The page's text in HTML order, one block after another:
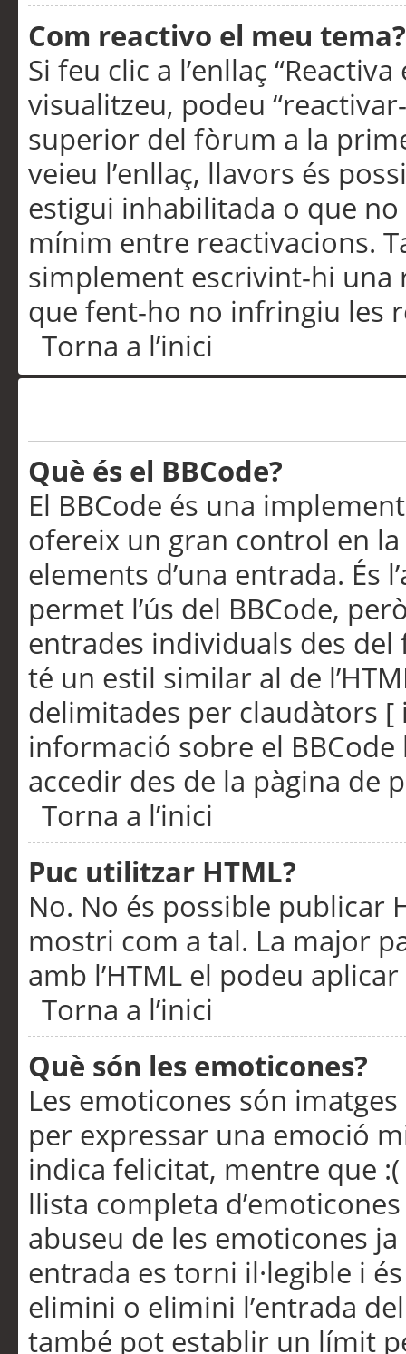
Com reactivo el meu tema?
Si feu clic a l’enllaç
visualitzeu, podeu
superior del fòrum a la
veieu l’enllaç, llavors és
estigui inhabilitada o que
mínim entre reactivacions.
simplement escrivint-hi una
que fent-ho no infringiu les
Torna a l’inici
Què és el BBCode?
El BBCode és una
ofereix un gran control en
elements d’una entrada. És
permet l’ús del BBCode,
entrades individuals des
té un estil similar al de
delimitades per claudàtors [
informació sobre el
accedir des de la pàgina de
Torna a l’inici
Puc utilitzar HTML?
No. No és possible publicar
mostri com a tal. La major
amb l’HTML el podeu
Torna a l’inici
Què són les emoticones?
Les emoticones són
per expressar una emoció
indica felicitat, mentre que
llista completa
abuseu de les emoticones
entrada es torni il·legible i
elimini o elimini l’entrada
també pot establir un límit